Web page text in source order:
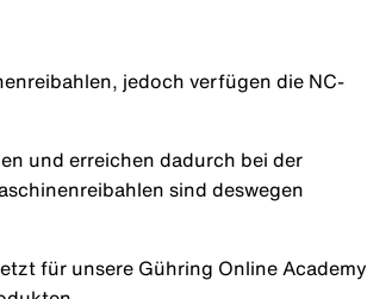
jedoch verfügen die NC-
und erreichen dadurch bei der
sind deswegen
für unsere Gühring Online Academy